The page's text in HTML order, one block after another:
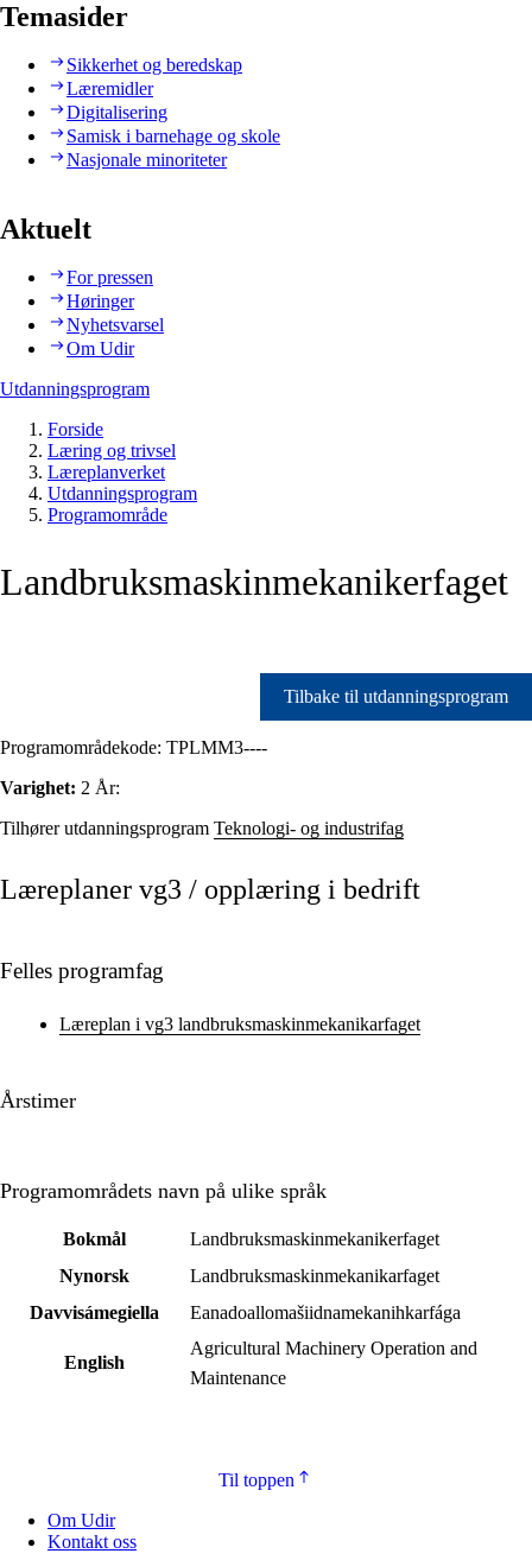
Temasider
Sikkerhet og beredskap
Læremidler
Digitalisering
Samisk i barnehage og skole
Nasjonale minoriteter
Aktuelt
For pressen
Høringer
Nyhetsvarsel
Om Udir
Utdanningsprogram
Forside
Læring og trivsel
Læreplanverket
Utdanningsprogram
Programområde
Landbruksmaskinmekanikerfaget
Tilbake til utdanningsprogram
Programområdekode: TPLMM3----
Varighet: 2 År:
Tilhører utdanningsprogram Teknologi- og industrifag
Læreplaner vg3 / opplæring i bedrift
Felles programfag
Læreplan i vg3 landbruksmaskinmekanikarfaget
Årstimer
Programområdets navn på ulike språk
Bokmål
Landbruksmaskinmekanikerfaget
Nynorsk
Landbruksmaskinmekanikarfaget
Davvisámegiella
Eanadoallomašiidnamekanihkarfága
English
Agricultural Machinery Operation and
Maintenance
Til toppen
Om Udir
Kontakt oss